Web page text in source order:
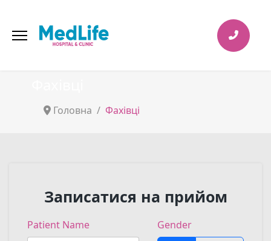
Головна Фахівці
Записатися на прийом
Patient Name
Gender